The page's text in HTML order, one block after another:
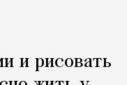
и рисовать